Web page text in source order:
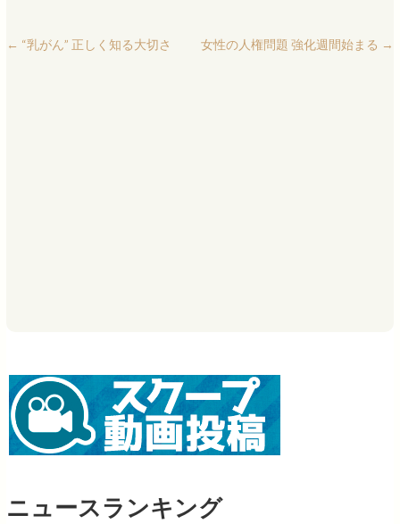
← “乳がん” 正しく知る大切さ 女性の人権問題 強化週間始まる →
ニュースランキング